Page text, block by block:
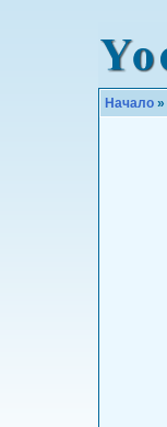
Начало »